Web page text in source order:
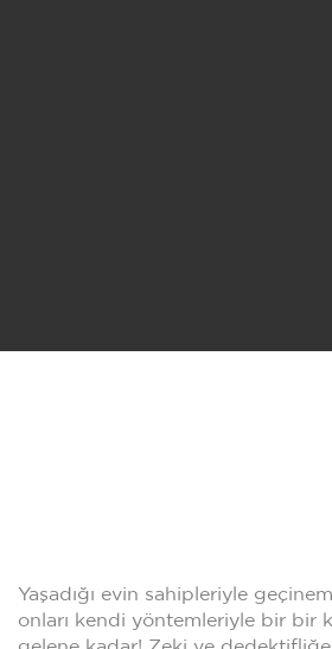
Yaşadığı evin sahipleriyle
onları kendi yöntemleriyle bir bir